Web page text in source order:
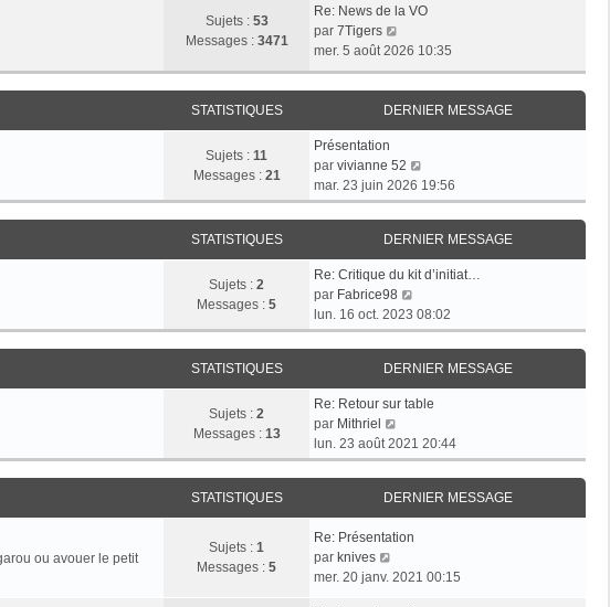
e
m
e
s
s
a
e
e
n
i
e
r
m
s
s
a
e
r
e
d
e
r
n
e
r
m
s
s
a
g
e
Sujets : 53
Messages : 3471
Re: News de la VO
par 7Tigers
o
i
r
l
e
e
r
n
e
r
m
e
s
s
a
g
e
mer. 5 août 2026 10:35
STATISTIQUES DERNIER MESSAGE
Sujets : 11
Messages : 21
Présentation
par vivianne 52
o
i
r
l
e
d
r
i
r
e
s
s
a
g
mar. 23 juin 2026 19:56
STATISTIQUES DERNIER MESSAGE
Sujets : 2
Messages : 5
Re: Critique du kit d’initiat…
par Fabrice98
o
i
r
l
e
d
r
i
e
lun. 16 oct. 2023 08:02
STATISTIQUES DERNIER MESSAGE
Sujets : 2
Messages : 13
Re: Retour sur table
par Mithriel
o
i
r
l
e
d
r
lun. 23 août 2021 20:44
STATISTIQUES DERNIER MESSAGE
ou avouer le petit
Sujets : 1
Messages : 5
Re: Présentation
par knives
o
mer. 20 janv. 2021 00:15